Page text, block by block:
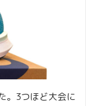
。3つほど大会に